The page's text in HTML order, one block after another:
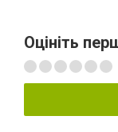
Оцініть